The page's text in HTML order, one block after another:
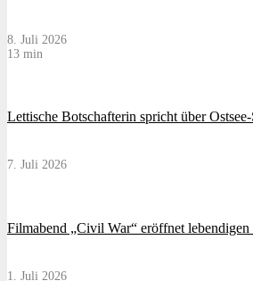
8. Juli 2026
13 min
Lettische Botschafterin spricht über
7. Juli 2026
Filmabend „Civil War“ eröffnet
1. Juli 2026